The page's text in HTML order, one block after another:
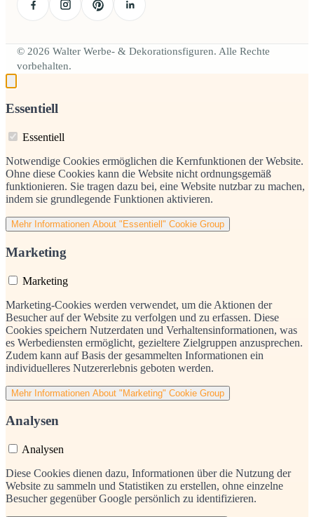
© 2026 Walter Werbe- & Dekorationsfiguren. Alle Rechte
vorbehalten.
Essentiell
Essentiell
Notwendige Cookies ermöglichen die Kernfunktionen der Website.
Ohne diese Cookies kann die Website nicht ordnungsgemäß
funktionieren. Sie tragen dazu bei, eine Website nutzbar zu machen,
indem sie grundlegende Funktionen aktivieren.
Mehr Informationen About "Essentiell" Cookie Group
Marketing
Marketing
Marketing-Cookies werden verwendet, um die Aktionen der
Besucher auf der Website zu verfolgen und zu erfassen. Diese
Cookies speichern Nutzerdaten und Verhaltensinformationen, was
es Werbediensten ermöglicht, gezieltere Zielgruppen anzusprechen.
Zudem kann auf Basis der gesammelten Informationen ein
individuelleres Nutzererlebnis geboten werden.
Mehr Informationen About "Marketing" Cookie Group
Analysen
Analysen
Diese Cookies dienen dazu, Informationen über die Nutzung der
Website zu sammeln und Statistiken zu erstellen, ohne einzelne
Besucher gegenüber Google persönlich zu identifizieren.